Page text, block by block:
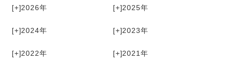
[+]2026 [+]2025
[+]2024 [+]2023
[+]2022 [+]2021